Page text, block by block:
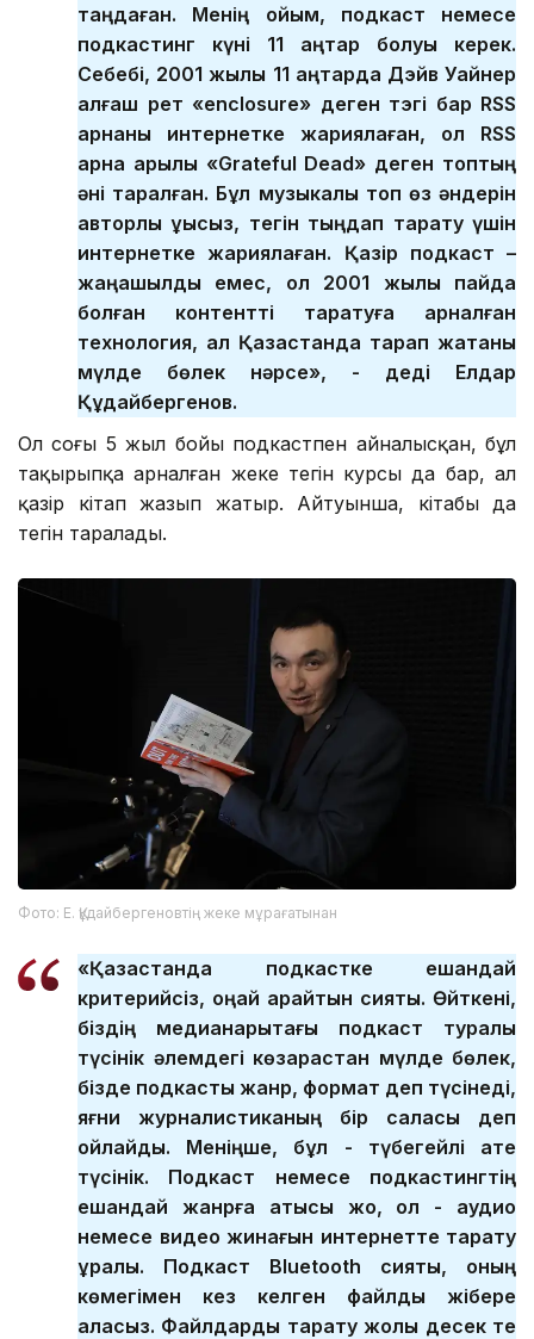
таңдаған. Менің ойым, подкаст немесе
подкастинг күні 11 қаңтар болуы керек.
Себебі, 2001 жылы 11 қаңтарда Дэйв Уайнер
алғаш рет «enclosure» деген тэгі бар RSS
арнаны интернетке жариялаған, ол RSS
арна арқылы «Grateful Dead» деген топтың
әні таралған. Бұл музыкалық топ өз әндерін
авторлық құқықсыз, тегін тыңдап тарату үшін
интернетке жариялаған. Қазір подкаст –
жаңашылдық емес, ол 2001 жылы пайда
болған контентті таратуға арналған
технология, ал Қазақстанда тарап жатқаны
мүлде бөлек нәрсе», - деді Елдар
Құдайбергенов.
Ол соңғы 5 жыл бойы подкастпен айналысқан, бұл
тақырыпқа арналған жеке тегін курсы да бар, ал
қазір кітап жазып жатыр. Айтуынша, кітабы да
тегін таралады.
Фото: Е. Құдайбергеновтің жеке мұрағатынан
«Қазақстанда подкастке ешқандай
критерийсіз, оңай қарайтын сияқты. Өйткені,
біздің медианарықтағы подкаст туралы
түсінік әлемдегі көзқарастан мүлде бөлек,
бізде подкасты жанр, формат деп түсінеді,
яғни журналистиканың бір саласы деп
ойлайды. Меніңше, бұл - түбегейлі қате
түсінік. Подкаст немесе подкастингтің
ешқандай жанрға қатысы жоқ, ол - аудио
немесе видео жинағын интернетте тарату
құралы. Подкаст Bluetooth сияқты, оның
көмегімен кез келген файлды жібере
аласыз. Файлдарды тарату жолы десек те